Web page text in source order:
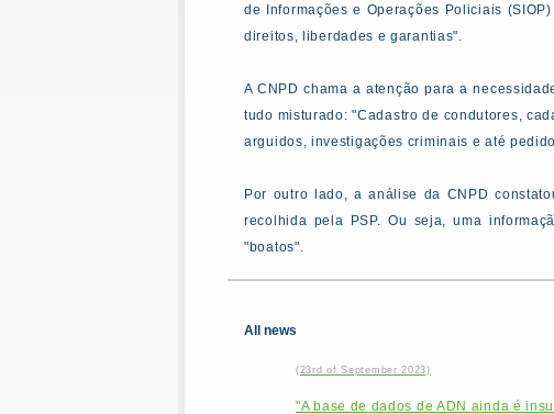
de Informações e Operações Policiais
direitos, liberdades e garantias".
A CNPD chama a atenção para a
tudo misturado: "Cadastro de condutores,
arguidos, investigações criminais e até
Por outro lado, a análise da CNPD
recolhida pela PSP. Ou seja, uma
"boatos".
All news
(23rd of September 2023)
"A base de dados de ADN ainda é